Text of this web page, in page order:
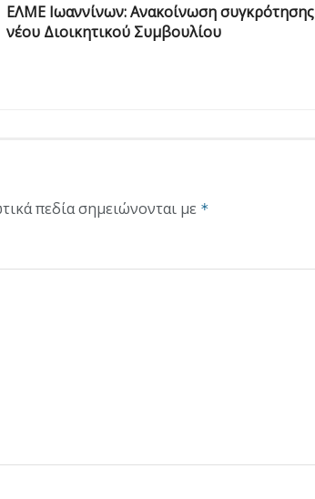
EΛΜΕ Ιωαννίνων: Ανακοίνωση συγκρότησης
νέου Διοικητικού Συμβουλίου
πεδία σημειώνονται με *